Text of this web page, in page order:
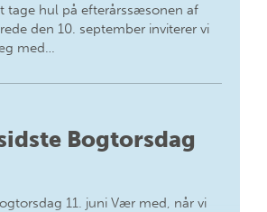
tage hul på efterårssæsonen af
den 10. september inviterer vi
med…
Bogtorsdag
11. juni Vær med, når vi